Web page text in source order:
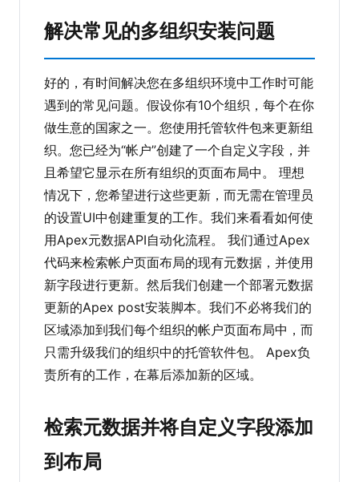
解决常见的多组织安装问题
好的，有时间解决您在多组织环境中工作时可能
遇到的常见问题。假设你有10个组织，每个在你
做生意的国家之一。您使用托管软件包来更新组
织。您已经为“帐户”创建了一个自定义字段，并
且希望它显示在所有组织的页面布局中。 理想
情况下，您希望进行这些更新，而无需在管理员
的设置UI中创建重复的工作。我们来看看如何使
用Apex元数据API自动化流程。 我们通过Apex
代码来检索帐户页面布局的现有元数据，并使用
新字段进行更新。然后我们创建一个部署元数据
更新的Apex post安装脚本。我们不必将我们的
区域添加到我们每个组织的帐户页面布局中，而
只需升级我们的组织中的托管软件包。 Apex负
责所有的工作，在幕后添加新的区域。
检索元数据并将自定义字段添加
到布局